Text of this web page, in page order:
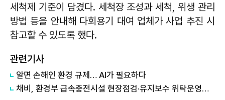
세척제 기준이 담겼다. 세척장 조성과 세척, 위생 관리
방법 등을 안내해 다회용기 대여 업체가 사업 추진 시
참고할 수 있도록 했다.
관련기사
알면 손해인 환경 규제… AI가 필요하다
채비, 환경부 급속충전시설 현장점검·유지보수 위탁운영사 선정